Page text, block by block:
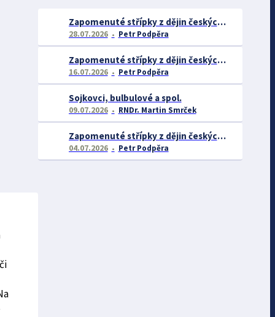
Zapomenuté střípky z dějin českých exotářů - 3.část
28.07.2026 Petr Podpěra
Zapomenuté střípky z dějin českých exotářů - 2.část
16.07.2026 Petr Podpěra
Sojkovci, bulbulové a spol.
09.07.2026 RNDr. Martin Smrček
Zapomenuté střípky z dějin českých exotářů
04.07.2026 Petr Podpěra